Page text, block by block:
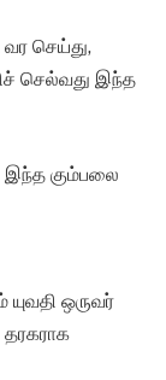
செய்து,
செல்வது இந்த
இந்த கும்பலை
ஒருவர்